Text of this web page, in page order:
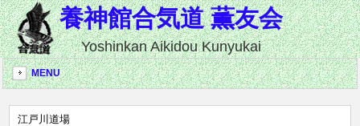
養神館合気道 薫友会
Yoshinkan Aikidou Kunyukai
MENU
江戸川道場